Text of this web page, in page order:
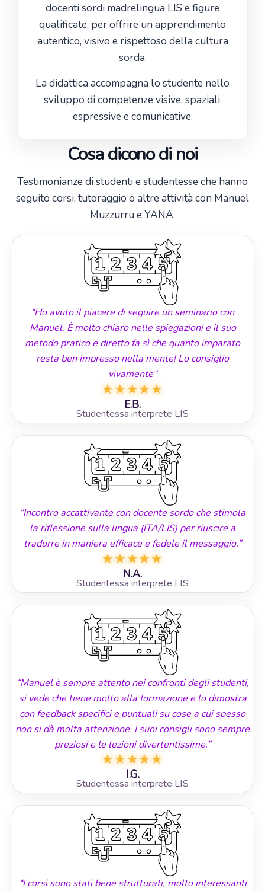
docenti sordi madrelingua LIS e figure
qualificate, per offrire un apprendimento
autentico, visivo e rispettoso della cultura
sorda.
La didattica accompagna lo studente nello
sviluppo di competenze visive, spaziali,
espressive e comunicative.
Cosa dicono di noi
Testimonianze di studenti e studentesse che hanno
seguito corsi, tutoraggio o altre attività con Manuel
Muzzurru e YANA.
“Ho avuto il piacere di seguire un seminario con
Manuel. È molto chiaro nelle spiegazioni e il suo
metodo pratico e diretto fa sì che quanto imparato
resta ben impresso nella mente! Lo consiglio
vivamente”
★★★★★
E.B.
Studentessa interprete LIS
“Incontro accattivante con docente sordo che stimola
la riflessione sulla lingua (ITA/LIS) per riuscire a
tradurre in maniera efficace e fedele il messaggio.”
★★★★★
N.A.
Studentessa interprete LIS
“Manuel è sempre attento nei confronti degli studenti,
si vede che tiene molto alla formazione e lo dimostra
con feedback specifici e puntuali su cose a cui spesso
non si dà molta attenzione. I suoi consigli sono sempre
preziosi e le lezioni divertentissime.”
★★★★★
I.G.
Studentessa interprete LIS
“I corsi sono stati bene strutturati, molto interessanti